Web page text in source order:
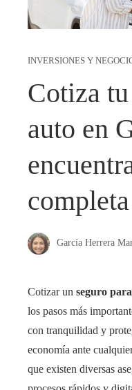
INVERSIONES Y
Cotiza
auto en
completa
García Herrera
Cotizar un seguro
los pasos más
con tranquilidad y
economía ante
que existen diversas